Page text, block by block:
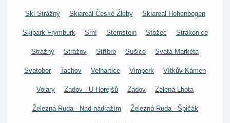
Ski Strážný Skiareál České Žleby Skiareal Hohenbogen
Skipark Frymburk Srní Sternstein Stožec Strakonice
Strážný Strážov Stříbro Sušice Svatá Markéta
Svatobor Tachov Velhartice Vimperk Vítkův Kámen
Volary Zadov - U Horejšů Zadov Zelená Lhota
Železná Ruda - Nad nádražím Železná Ruda - Špičák